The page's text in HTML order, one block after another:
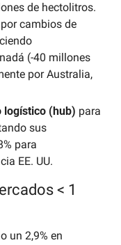
de hectolitros.
cambios de
(-40 millones
por Australia,
logístico (hub) para
sus
para
EE. UU.
< 1
un 2,9% en